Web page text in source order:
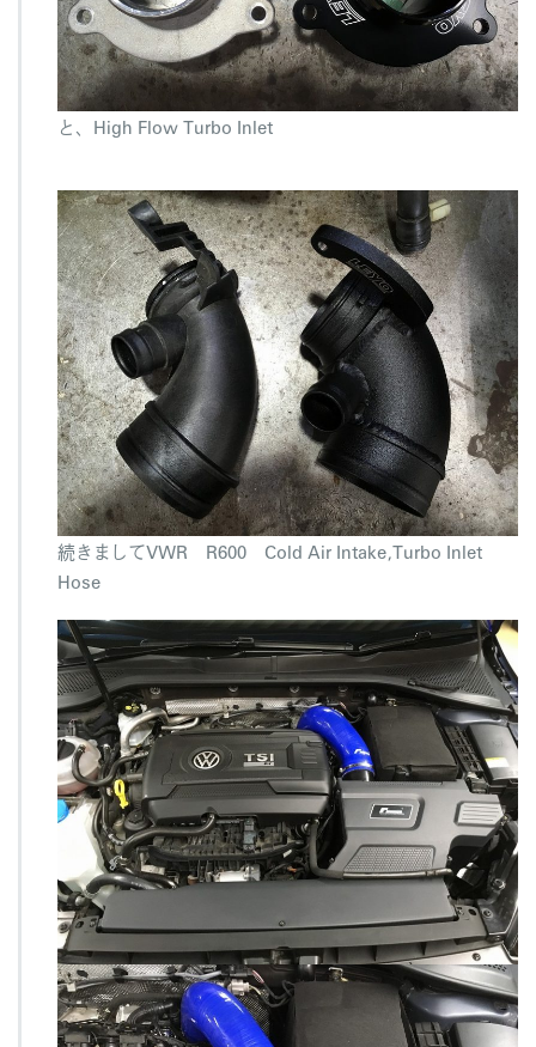
と、High Flow Turbo Inlet
続きましてVWR R600 Cold Air Intake,Turbo Inlet
Hose